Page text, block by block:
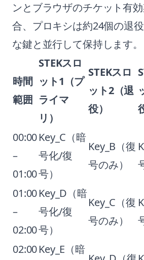
ンとブラウザのチケット有
合、プロキシは約24個の退
な鍵と並行して保持します。
時間
範囲
STEKスロ
ット1（プ
ライマ
リ）
STEKスロ
ット2（退
役）
00:00
–
01:00
Key_C（暗
号化/復
号）
Key_B（復
号のみ）
01:00
–
02:00
Key_D（暗
号化/復
号）
Key_C（復
号のみ）
02:00Key_E（暗